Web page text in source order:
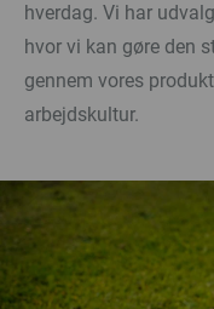
hverdag. Vi har
hvor vi kan gøre den
gennem vores
arbejdskultur.